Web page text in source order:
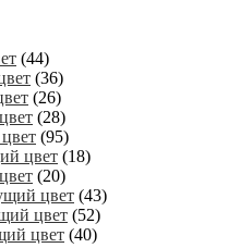
(44)
(36)
(26)
(28)
(95)
цвет (18)
(20)
цвет (43)
цвет (52)
цвет (40)